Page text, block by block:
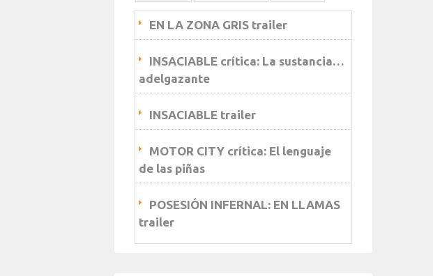
EN LA ZONA GRIS trailer
INSACIABLE crítica: La sustancia…
adelgazante
INSACIABLE trailer
MOTOR CITY crítica: El lenguaje
de las piñas
POSESIÓN INFERNAL: EN LLAMAS
trailer